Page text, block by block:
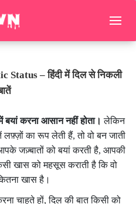
– हिंदी में दिल से निकली
बयां करना आसान नहीं होता। लेकिन
लफ़्ज़ों का रूप लेती हैं, तो वो बन जाती
जज़्बातों को बयां करती है, आपकी
खास को महसूस कराती है कि वो
खास है।
चाहते हों, दिल की बात किसी को